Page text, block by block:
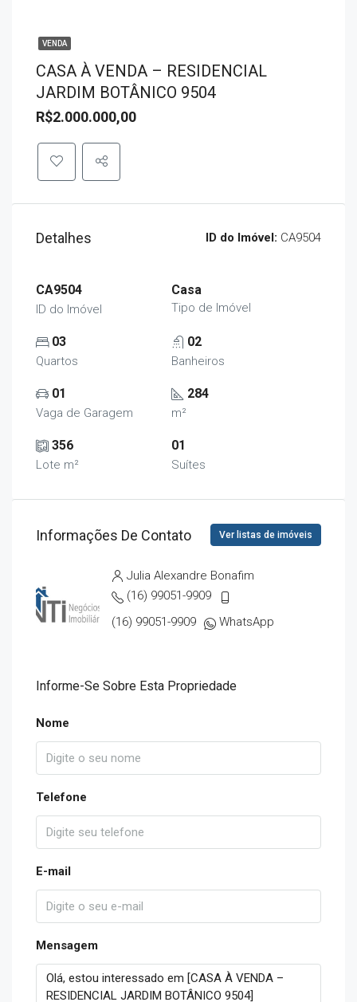
VENDA
CASA À VENDA – RESIDENCIAL
JARDIM BOTÂNICO 9504
R$2.000.000,00
Detalhes ID do Imóvel: CA9504
CA9504
ID do Imóvel
Casa
Tipo de Imóvel
03
Quartos
02
Banheiros
01
Vaga de Garagem
284
m²
356
Lote m²
01
Suítes
Informações De Contato Ver listas de imóveis
Julia Alexandre Bonafim
(16) 99051-9909
(16) 99051-9909
WhatsApp
Informe-Se Sobre Esta Propriedade
Nome
Telefone
E-mail
Mensagem